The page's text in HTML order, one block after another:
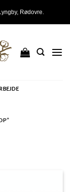
, Rødovre